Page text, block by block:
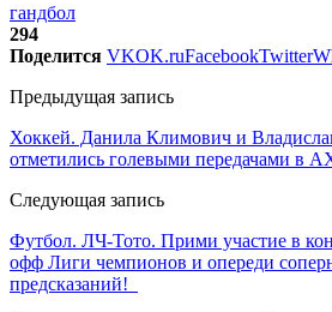
гандбол
294
Поделится VKOK.ruFacebookTwitter
Предыдущая запись
Хоккей. Данила Климович и
отметились голевыми передачами в
Следующая запись
Футбол. ЛЧ-Тото. Прими участие в
офф Лиги чемпионов и опереди
предсказаний!